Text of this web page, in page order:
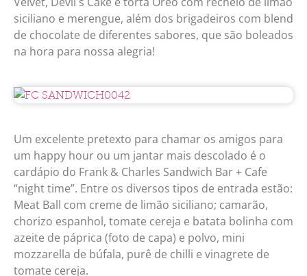
siciliano e merengue, além dos brigadeiros com blend
de chocolate de diferentes sabores, que são boleados
na hora para nossa alegria!
Um excelente pretexto para chamar os amigos para
um happy hour ou um jantar mais descolado é o
cardápio do Frank & Charles Sandwich Bar + Cafe
“night time”. Entre os diversos tipos de entrada estão:
Meat Ball com creme de limão siciliano; camarão,
chorizo espanhol, tomate cereja e batata bolinha com
azeite de páprica (foto de capa) e polvo, mini
mozzarella de búfala, purê de chilli e vinagrete de
tomate cereja.